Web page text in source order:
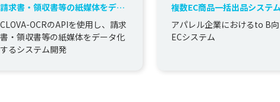
請求書・領収書等の紙媒体をデー
タ化するシステム
CLOVA-OCRのAPIを使用し、請求
書・領収書等の紙媒体をデータ化
するシステム開発
複数EC商品一括出品システ
アパレル企業におけるto B
ECシステム